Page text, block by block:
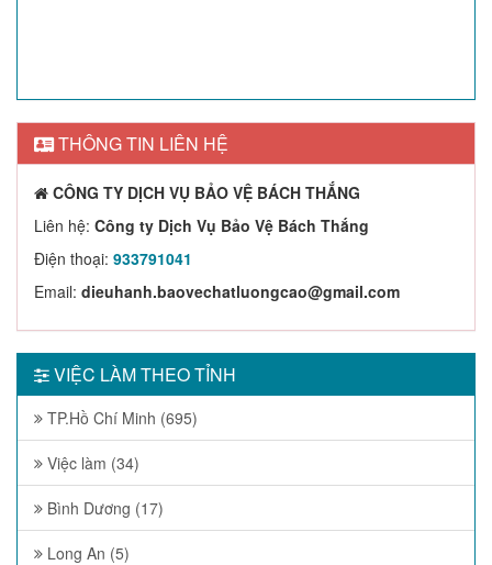
THÔNG TIN LIÊN HỆ
CÔNG TY DỊCH VỤ BẢO VỆ BÁCH THẮNG
Liên hệ: Công ty Dịch Vụ Bảo Vệ Bách Thắng
Điện thoại: 933791041
Email: dieuhanh.baovechatluongcao@gmail.com
VIỆC LÀM THEO TỈNH
TP.Hồ Chí Minh (695)
Việc làm (34)
Bình Dương (17)
Long An (5)